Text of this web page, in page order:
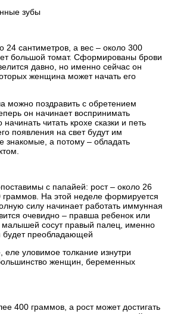
зубы
24 сантиметров, а вес – около 300
большой томат. Сформированы брови
давно, но именно сейчас он
женщина может начать его
можно поздравить с обретением
он начинает воспринимать
читать крохе сказки и петь
появления на свет будут им
знакомые, а потому – обладать
с папайей: рост – около 26
граммов. На этой неделе формируется
силу начинает работать иммунная
очевидно – правша ребенок или
сосут правый палец, именно
будет преобладающей
еле уловимое толкание изнутри
женщин, беременных
400 граммов, а рост может достигать